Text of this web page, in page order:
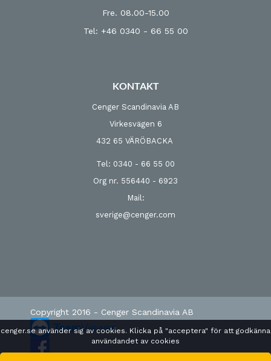
Fre. 08.00-15.00
Tel: +46 0340 - 66 55 00
KONTAKT
Cenger Scandinavia AB
Virkesvägen 6
432 65 VÄRÖBACKA
Tel: 0340 - 66 55 00
Org nr. 556440 - 6923
Mail:
sverige@cenger.com
Copyright 2016 - Cenger Scandinavia AB
cenger.se använder sig av cookies. Klicka på "acceptera" för att godkänna
användandet av cookies